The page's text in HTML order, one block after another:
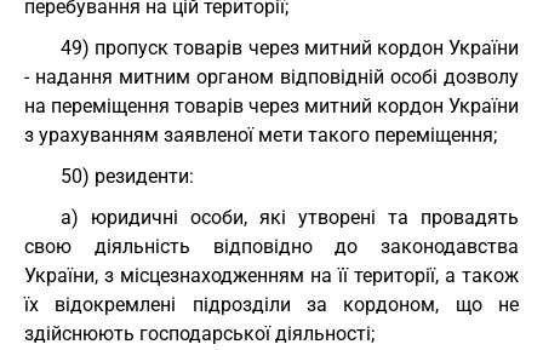
перебування на цій території;
49) пропуск товарів через митний кордон України
- надання митним органом відповідній особі дозволу
на переміщення товарів через митний кордон України
з урахуванням заявленої мети такого переміщення;
50) резиденти:
а) юридичні особи, які утворені та провадять
свою діяльність відповідно до законодавства
України, з місцезнаходженням на її території, а також
їх відокремлені підрозділи за кордоном, що не
здійснюють господарської діяльності;